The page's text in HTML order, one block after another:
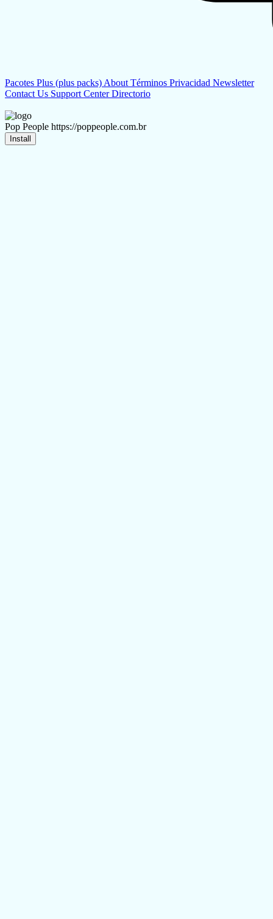
Pacotes Plus (plus packs) About Términos Privacidad Newsletter
Contact Us Support CenterDirectorio
Pop People https://poppeople.com.br
Install